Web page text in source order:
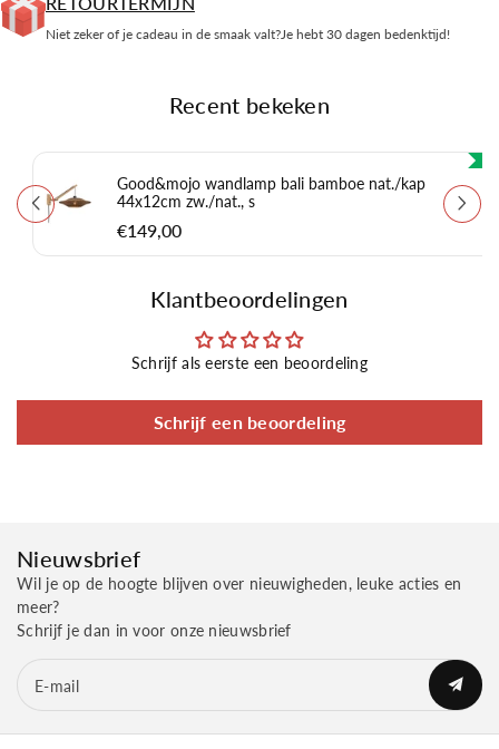
Niet zeker of je cadeau in de smaak valt?Je hebt 30 dagen bedenktijd!
Recent bekeken
Good&mojo wandlamp bali bamboe nat./kap
44x12cm zw./nat., s
€149,00
Klantbeoordelingen
Schrijf als eerste een beoordeling
Schrijf een beoordeling
Nieuwsbrief
Wil je op de hoogte blijven over nieuwigheden, leuke acties en
meer?
Schrijf je dan in voor onze nieuwsbrief
E‑mail